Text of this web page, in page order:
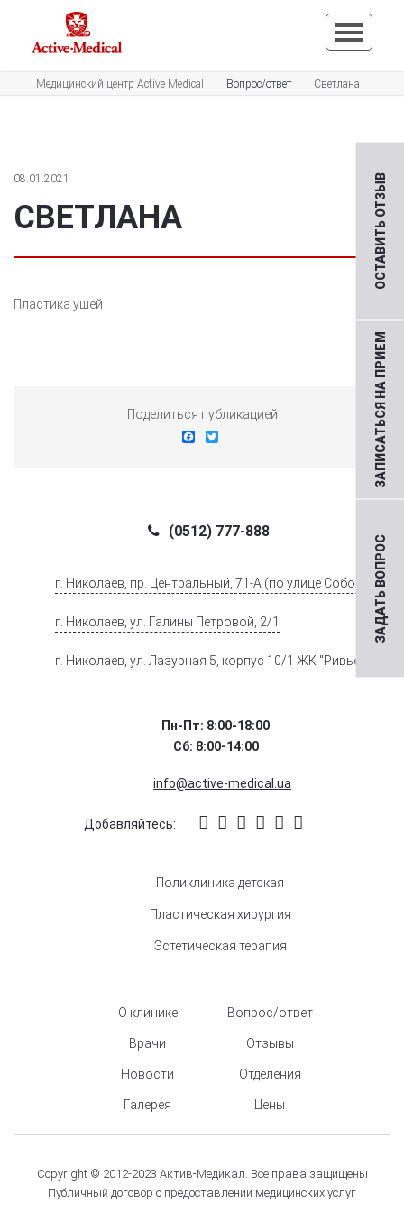
ЗАДАТЬ ВОПРОС
ЗАПИСАТЬСЯ НА ПРИЕМ
ОСТАВИТЬ ОТЗЫВ
Медицинский центр Active Medical Вопрос/ответ Светлана
08.01.2021
СВЕТЛАНА
Пластика ушей
Поделиться публикацией
Facebook
(0512) 777-888
г. Николаев, пр. Центральный, 71-А (по улице Соборной)
г. Николаев, ул. Галины Петровой, 2/1
г. Николаев, ул. Лазурная 5, корпус 10/1 ЖК "Ривьера".
Пн-Пт: 8:00-18:00
Сб: 8:00-14:00
info@active-medical.ua
Добавляйтесь:
Поликлиника детская
Пластическая хирургия
Эстетическая терапия
О клинике
Врачи
Новости
Галерея
Вопрос/ответ
Отзывы
Отделения
Цены
Copyright © 2012-2023 Актив-Медикал. Все права защищены
Публичный договор о предоставлении медицинских услуг